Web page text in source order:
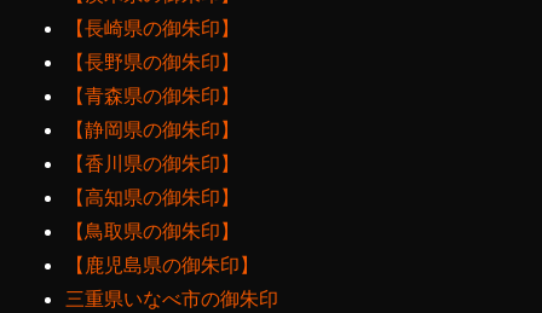
【長崎県の御朱印】
【長野県の御朱印】
【青森県の御朱印】
【静岡県の御朱印】
【香川県の御朱印】
【高知県の御朱印】
【鳥取県の御朱印】
【鹿児島県の御朱印】
三重県いなべ市の御朱印